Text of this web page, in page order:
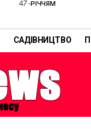
САДІВНИЦТВО
47-РІЧЧЯМ